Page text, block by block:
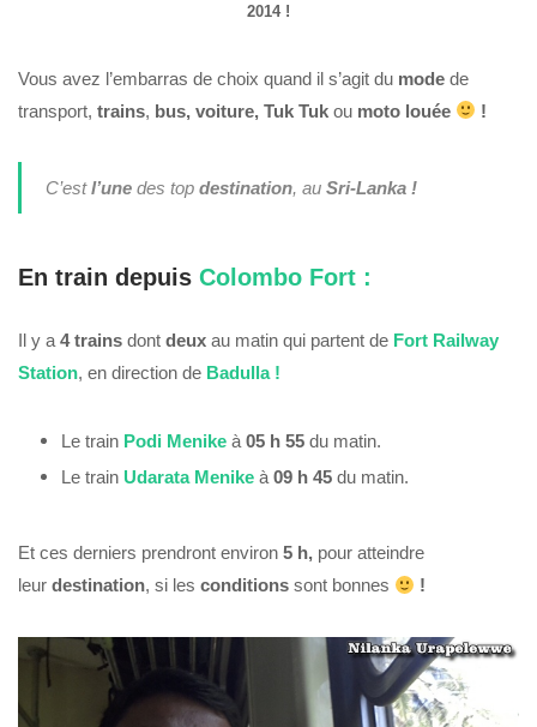
2014 !
Vous avez l’embarras de choix quand il s’agit du mode de
transport, trains, bus, voiture, Tuk Tuk ou moto louée !
C’estl’unedes top destination, au Sri-Lanka !
En train depuis Colombo Fort :
Il y a 4 trains dont deux au matin qui partent de Fort Railway
Station, en direction de Badulla !
Le train Podi Menike à 05 h 55 du matin.
Le train Udarata Menike à 09 h 45 du matin.
Et ces derniers prendront environ 5 h, pour atteindre
leur destination, si les conditions sont bonnes !